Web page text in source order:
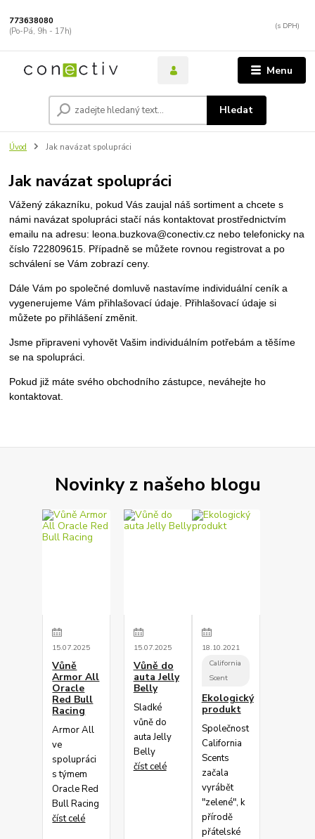
Menu
Hledat
773638080
(Po-Pá, 9h - 17h)
Úvod Jak navázat spolupráci
Jak navázat spolupráci
Vážený zákazníku, pokud Vás zaujal náš sortiment a chcete s
námi navázat spolupráci stačí nás kontaktovat prostřednictvím
emailu na adresu: leona.buzkova@conectiv.cz nebo telefonicky na
číslo 722809615. Případně se můžete rovnou registrovat a po
schválení se Vám zobrazí ceny.
Dále Vám po společné domluvě nastavíme individuální ceník a
vygenerujeme Vám přihlašovací údaje. Přihlašovací údaje si
můžete po přihlášení změnit.
Jsme připraveni vyhovět Vašim individuálním potřebám a těšíme
se na spolupráci.
Pokud již máte svého obchodního zástupce, neváhejte ho
kontaktovat.
Novinky z našeho blogu
15.07.2025
Vůně
Armor All
Oracle
Red Bull
Racing
Armor All
ve
spolupráci
s týmem
Oracle Red
Bull Racing
číst celé
15.07.2025
Vůně do
auta Jelly
Belly
Sladké
vůně do
auta Jelly
Belly
číst celé
18.10.2021
California
Scent
Ekologický
produkt
Společnost
California
Scents
začala
vyrábět
"zelené", k
přírodě
přátelské